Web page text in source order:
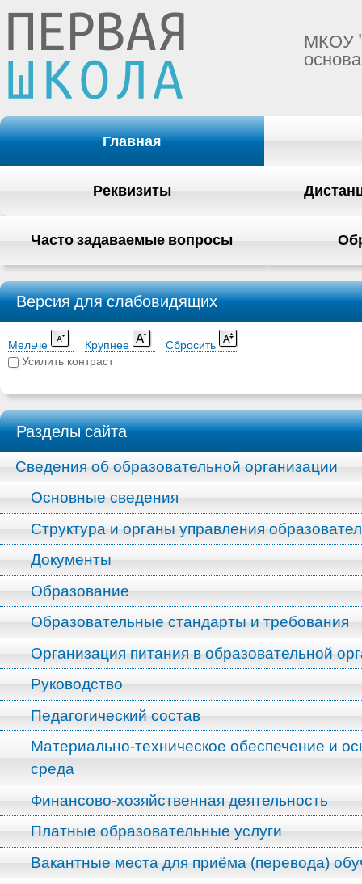
МКОУ
Главная
Реквизиты
Часто задаваемые вопросы
Версия для слабовидящих
Мельче Крупнее
Сбросить
Усилить контраст
Разделы сайта
Сведения об образовательной организации
Основные сведения
Структура и органы управления
Документы
Образование
Образовательные стандарты и требования
Организация питания в образовательной
Руководство
Педагогический состав
Материально-техническое обеспечение и
среда
Финансово-хозяйственная деятельность
Платные образовательные услуги
Вакантные места для приёма (перевода)